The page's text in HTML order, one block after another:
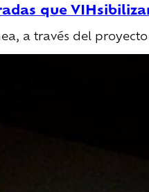
que
a través del